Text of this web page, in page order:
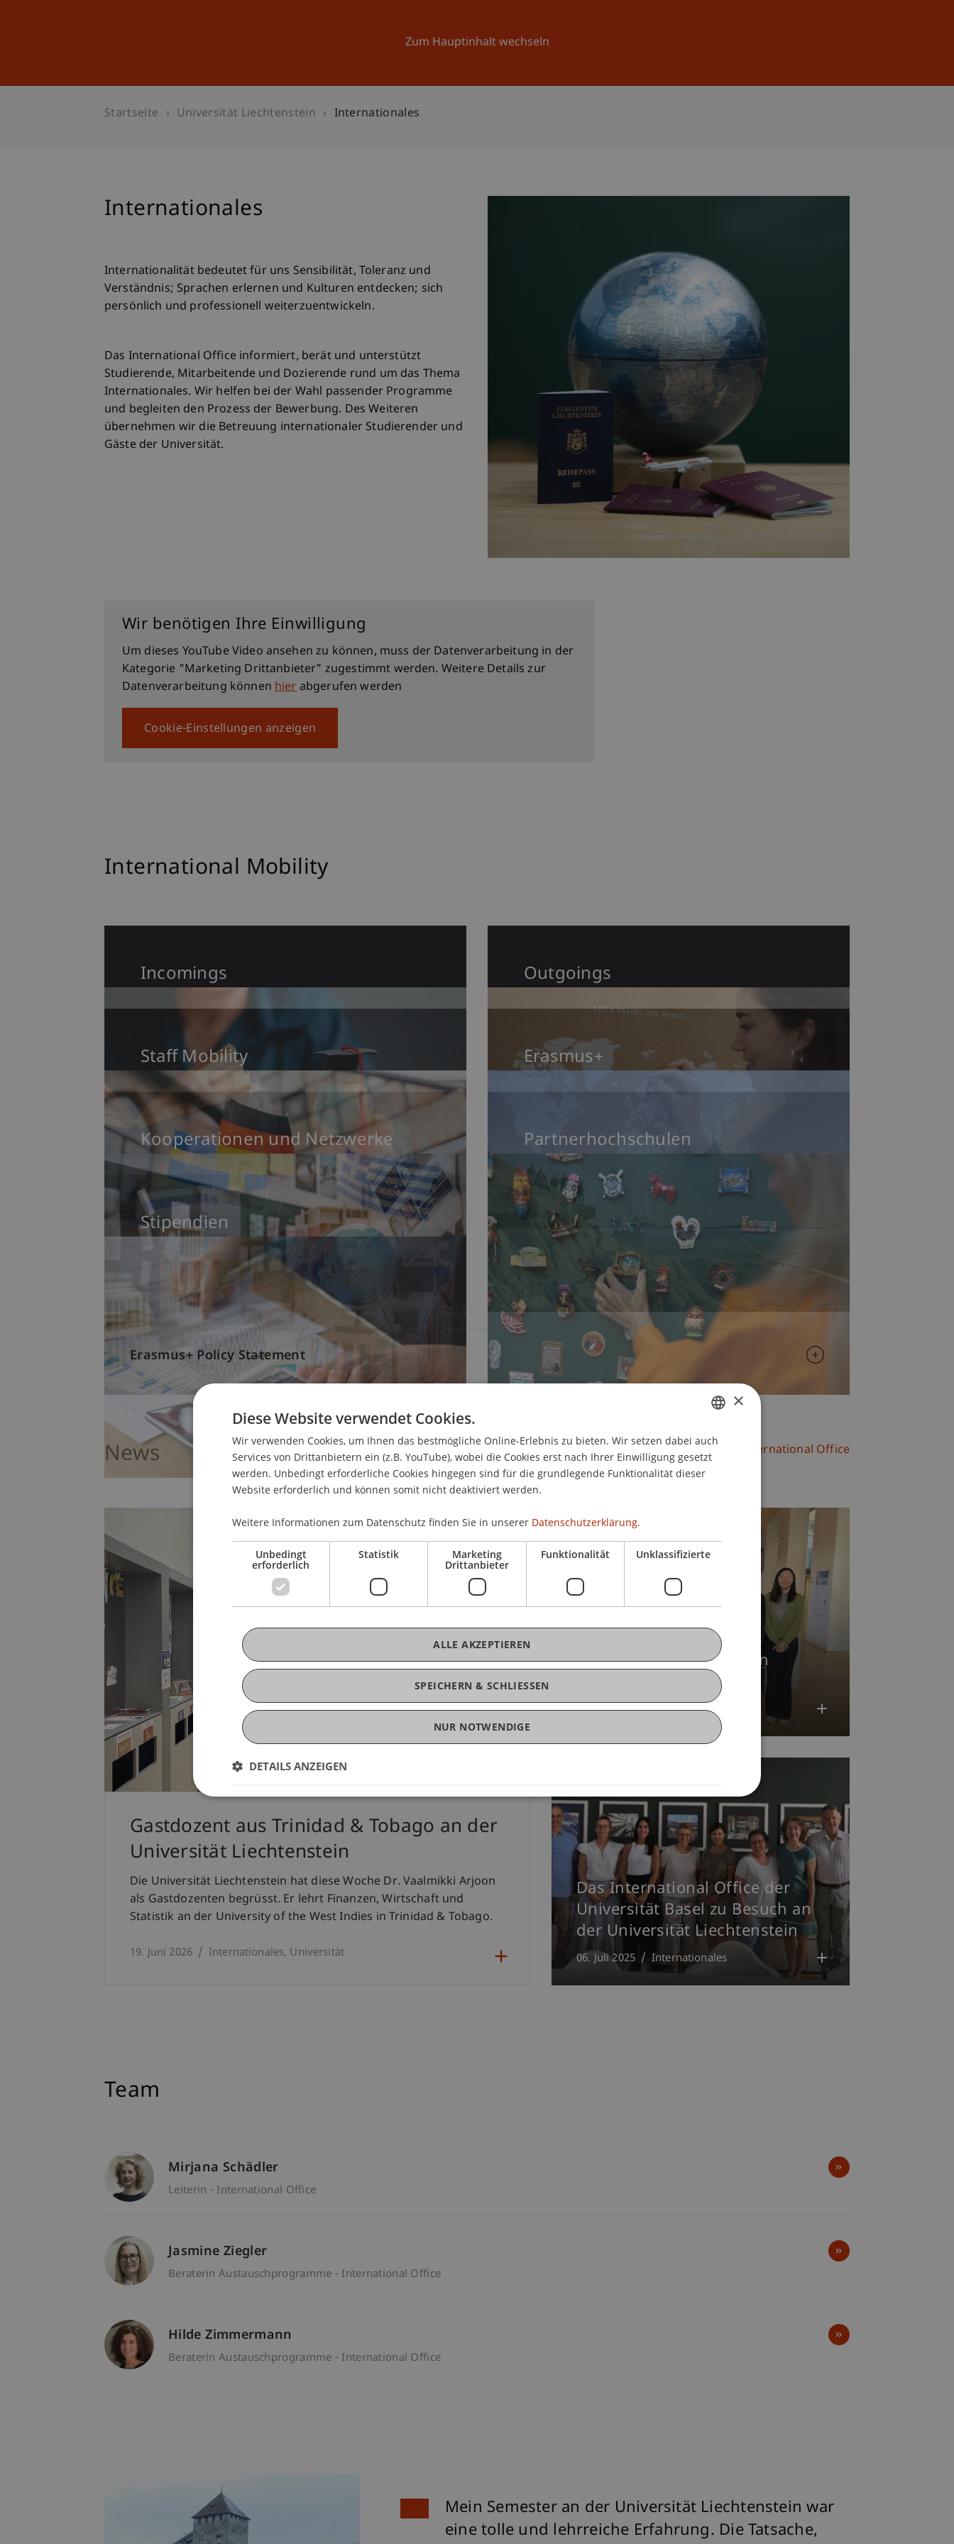
Zum Hauptinhalt wechseln
Universität Aktuelles
Startseite Universität Liechtenstein Internationales
Internationales
Internationalität bedeutet für uns Sensibilität, Toleranz und
Verständnis; Sprachen erlernen und Kulturen entdecken; sich
persönlich und professionell weiterzuentwickeln.
Das International Office informiert, berät und unterstützt
Studierende, Mitarbeitende und Dozierende rund um das Thema
Internationales. Wir helfen bei der Wahl passender Programme
und begleiten den Prozess der Bewerbung. Des Weiteren
übernehmen wir die Betreuung internationaler Studierender und
Gäste der Universität.
Wer sind wir
Wir benötigen Ihre Einwilligung
Um dieses YouTube Video ansehen zu können, muss der Datenverarbeitung in der
Kategorie "Marketing Drittanbieter" zugestimmt werden. Weitere Details zur
Datenverarbeitung könnenhierabgerufen werden
Cookie-Einstellungen anzeigen
International Mobility
Incomings Outgoings
Staff Mobility Erasmus+
Kooperationen und Netzwerke Partnerhochschulen
Stipendien
Erasmus+ Policy Statement
News Mehr News aus dem International Office
Gastdozent aus Trinidad & Tobago an der
Universität Liechtenstein
Die Universität Liechtenstein hat diese Woche Dr. Vaalmikki Arjoon
als Gastdozenten begrüsst. Er lehrt Finanzen, Wirtschaft und
Statistik an der University of the West Indies in Trinidad & Tobago.
19. Juni 2026 Internationales Universität
Besuch des chinesischen
16. Juli 2025 Internationales
Das International Office der
Universität Basel zu Besuch an
der Universität Liechtenstein
06. Juli 2025 Internationales
Team
Mirjana Schädler
Leiterin - International Office
Jasmine Ziegler
Beraterin Austauschprogramme - International Office
Hilde Zimmermann
Beraterin Austauschprogramme - International Office
Mein Semester an der Universität Liechtenstein war
eine tolle und lehrreiche Erfahrung. Die Tatsache,
GERMAN
ENGLISH
×
Diese Website verwendet Cookies.
Wir verwenden Cookies, um Ihnen das bestmögliche Online-Erlebnis zu bieten. Wir setzen dabei auch
Services von Drittanbietern ein (z.B. YouTube), wobei die Cookies erst nach Ihrer Einwilligung gesetzt
werden. Unbedingt erforderliche Cookies hingegen sind für die grundlegende Funktionalität dieser
Website erforderlich und können somit nicht deaktiviert werden.
Weitere Informationen zum Datenschutz finden Sie in unserer Datenschutzerklärung.
Unbedingt
erforderlich
Statistik Marketing
Drittanbieter
Funktionalität Unklassifizierte
SPEICHERN & SCHLIESSEN
ALLE AKZEPTIEREN
NUR NOTWENDIGE
DETAILS ANZEIGEN